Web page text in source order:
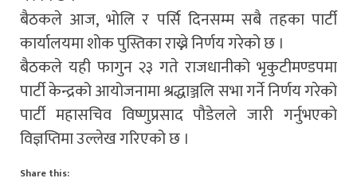
बैठकले आज, भोलि र पर्सि दिनसम्म सबै तहका पार्टी
कार्यालयमा शोक पुस्तिका राख्ने निर्णय गरेको छ ।
बैठकले यही फागुन २३ गते राजधानीको भृकुटीमण्डपमा
पार्टी केन्द्रको आयोजनामा श्रद्धाञ्जलि सभा गर्ने निर्णय गरेको
पार्टी महासचिव विष्णुप्रसाद पौडेलले जारी गर्नुभएको
विज्ञप्तिमा उल्लेख गरिएको छ ।
Share this: